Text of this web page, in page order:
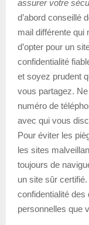
assurer votre
d’abord conseillé
mail différente qui
d’opter pour un
confidentialité
et soyez prudent
vous partagez.
numéro de
avec qui vous
Pour éviter les
les sites
toujours de
un site sûr
confidentialité des
personnelles que